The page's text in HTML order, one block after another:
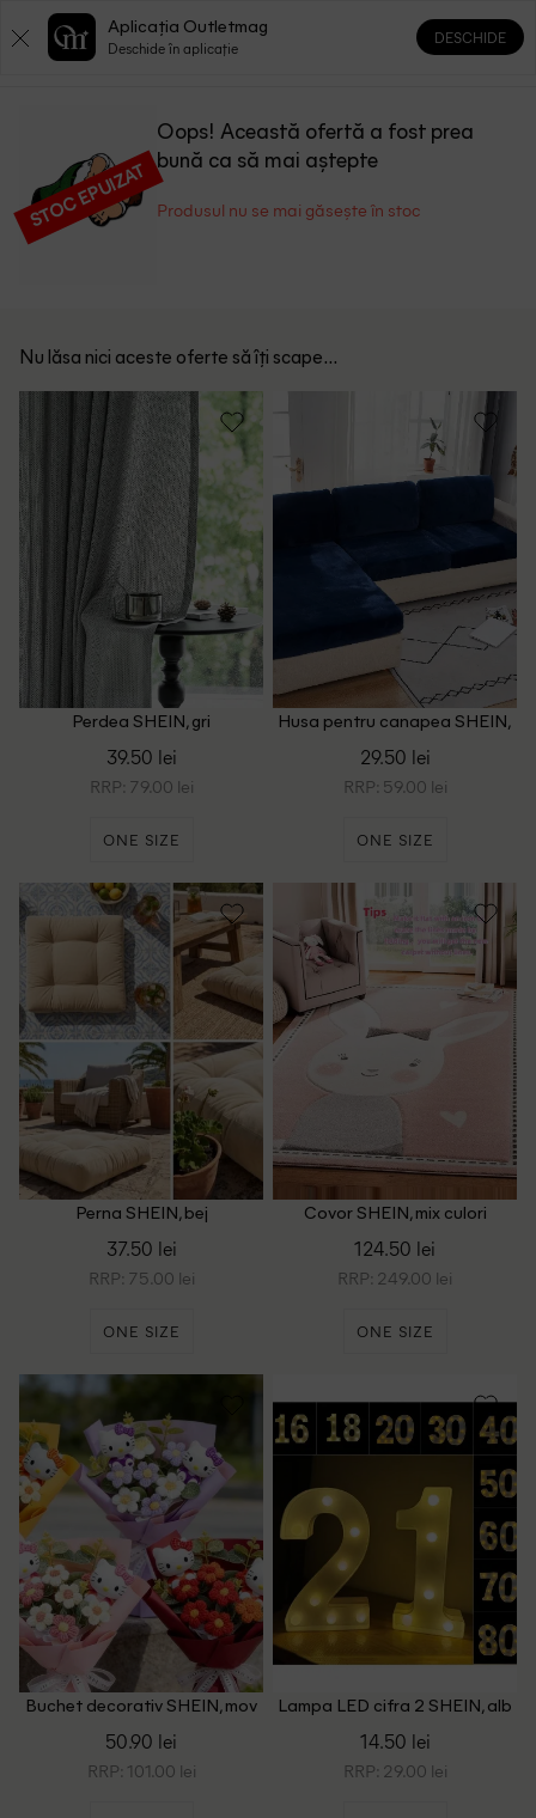
0 0
STOC EPUIZAT
Oops! Această ofertă a fost prea
bună ca să mai aștepte
Produsul nu se mai găsește în stoc
Nu lăsa nici aceste oferte să îți scape...
Perdea SHEIN, gri
39.50 lei
RRP: 79.00 lei
ONE SIZE
Husa pentru canapea SHEIN,
29.50 lei
RRP: 59.00 lei
ONE SIZE
Perna SHEIN, bej
37.50 lei
RRP: 75.00 lei
ONE SIZE
Covor SHEIN, mix culori
124.50 lei
RRP: 249.00 lei
ONE SIZE
Buchet decorativ SHEIN, mov
50.90 lei
RRP: 101.00 lei
Lampa LED cifra 2 SHEIN, alb
14.50 lei
RRP: 29.00 lei
Aplicația Outletmag
Deschide în aplicație
DESCHIDE